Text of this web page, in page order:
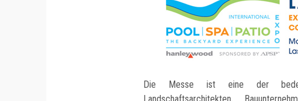
Die Messe ist eine der